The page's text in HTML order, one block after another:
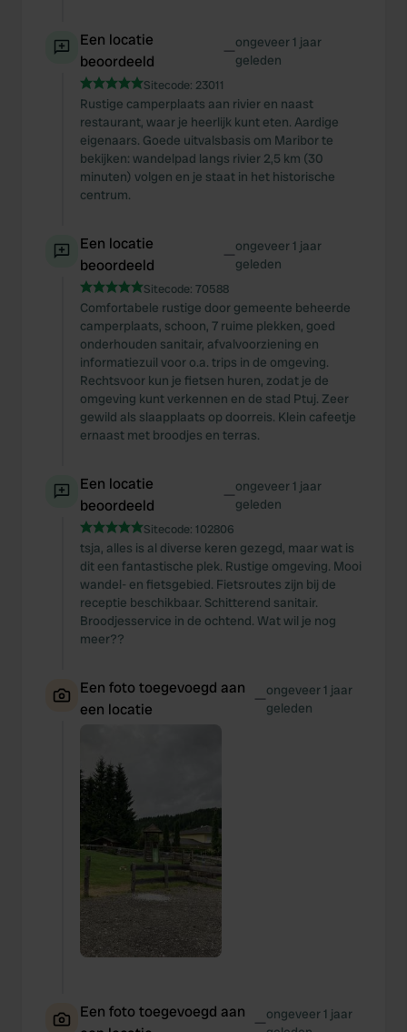
Een locatie
beoordeeld
—ongeveer 1 jaar
geleden
Sitecode: 23011
Rustige camperplaats aan rivier en naast
restaurant, waar je heerlijk kunt eten. Aardige
eigenaars. Goede uitvalsbasis om Maribor te
bekijken: wandelpad langs rivier 2,5 km (30
minuten) volgen en je staat in het historische
centrum.
Een locatie
beoordeeld
—ongeveer 1 jaar
geleden
Sitecode: 70588
Comfortabele rustige door gemeente beheerde
camperplaats, schoon, 7 ruime plekken, goed
onderhouden sanitair, afvalvoorziening en
informatiezuil voor o.a. trips in de omgeving.
Rechtsvoor kun je fietsen huren, zodat je de
omgeving kunt verkennen en de stad Ptuj. Zeer
gewild als slaapplaats op doorreis. Klein cafeetje
ernaast met broodjes en terras.
Een locatie
beoordeeld
—ongeveer 1 jaar
geleden
Sitecode: 102806
tsja, alles is al diverse keren gezegd, maar wat is
dit een fantastische plek. Rustige omgeving. Mooi
wandel- en fietsgebied. Fietsroutes zijn bij de
receptie beschikbaar. Schitterend sanitair.
Broodjesservice in de ochtend. Wat wil je nog
meer??
Een foto toegevoegd aan
een locatie
—ongeveer 1 jaar
geleden
Een foto toegevoegd aan
—ongeveer 1 jaar